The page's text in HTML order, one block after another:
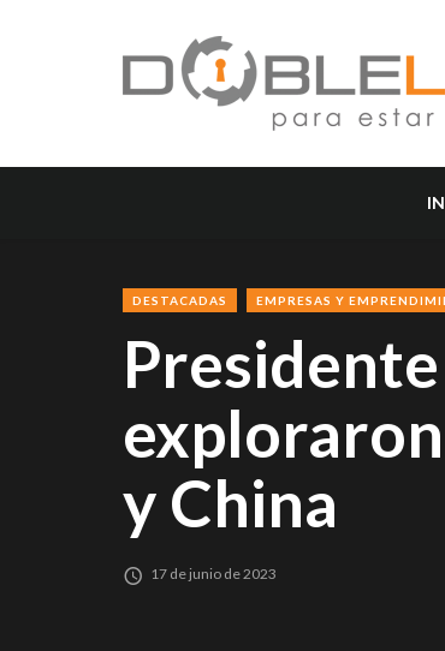
DESTACADAS EMPRESAS Y
y China
17 de junio de 2023